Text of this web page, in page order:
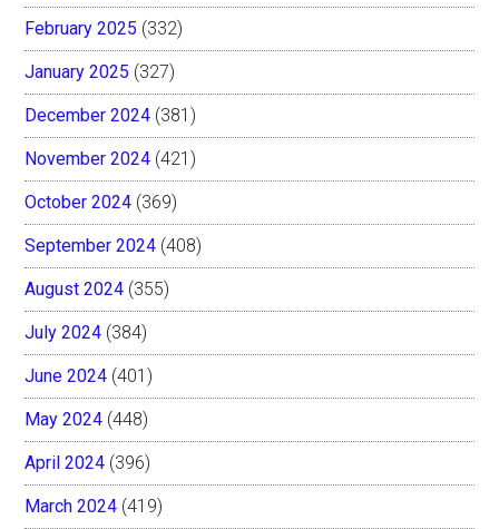
February 2025 (332)
January 2025 (327)
December 2024 (381)
November 2024 (421)
October 2024 (369)
September 2024 (408)
August 2024 (355)
July 2024 (384)
June 2024 (401)
May 2024 (448)
April 2024 (396)
March 2024 (419)